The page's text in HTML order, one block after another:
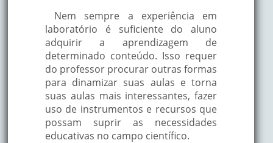
Nem sempre a experiência em
laboratório é suficiente do aluno
adquirir a aprendizagem de
determinado conteúdo. Isso requer
do professor procurar outras formas
para dinamizar suas aulas e torna
suas aulas mais interessantes, fazer
uso de instrumentos e recursos que
possam suprir as necessidades
educativas no campo científico.